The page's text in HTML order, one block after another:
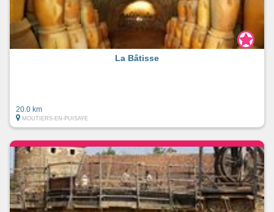
La Bâtisse
20.0 km
MOUTIERS-EN-PUISAYE